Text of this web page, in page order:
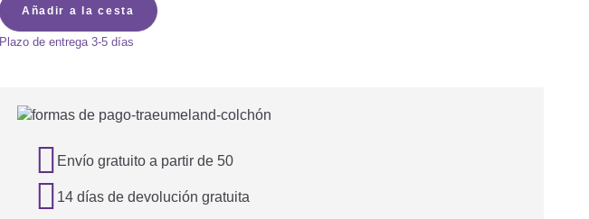
Añadir a la cesta
Plazo de entrega 3-5 días
 Envío gratuito a partir de 50
 14 días de devolución gratuita